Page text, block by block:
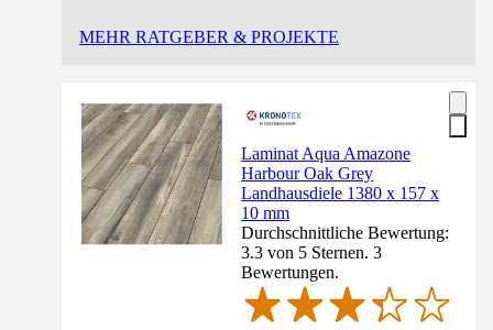
MEHR RATGEBER & PROJEKTE
Laminat Aqua Amazone
Harbour Oak Grey
Landhausdiele 1380 x 157 x
10 mm
Durchschnittliche Bewertung:
3.3 von 5 Sternen. 3
Bewertungen.